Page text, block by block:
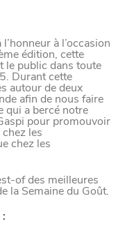
à l’occasion
édition, cette
le public dans toute
Durant cette
autour de deux
afin de nous faire
qui a bercé notre
pour promouvoir
les
chez les
of des meilleures
la Semaine du Goût.
de vous
nous utilisons
besoins des